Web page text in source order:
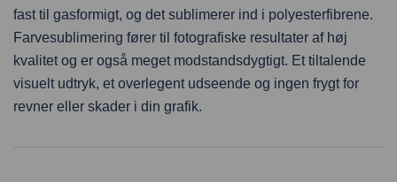
fast til gasformigt, og det sublimerer ind i polyesterfibrene.
Farvesublimering fører til fotografiske resultater af høj
kvalitet og er også meget modstandsdygtigt. Et tiltalende
visuelt udtryk, et overlegent udseende og ingen frygt for
revner eller skader i din grafik.